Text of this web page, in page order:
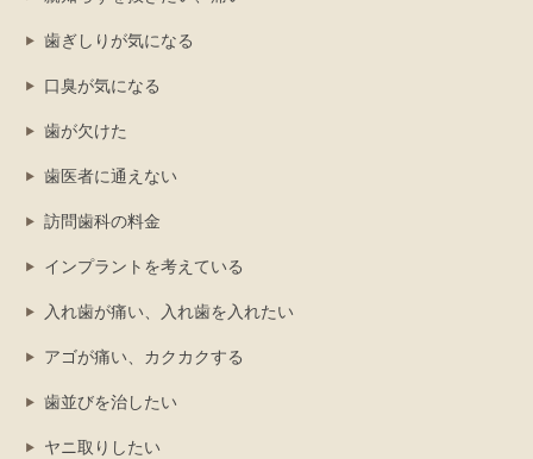
歯ぎしりが気になる
口臭が気になる
歯が欠けた
歯医者に通えない
訪問歯科の料金
インプラントを考えている
入れ歯が痛い、入れ歯を入れたい
アゴが痛い、カクカクする
歯並びを治したい
ヤニ取りしたい